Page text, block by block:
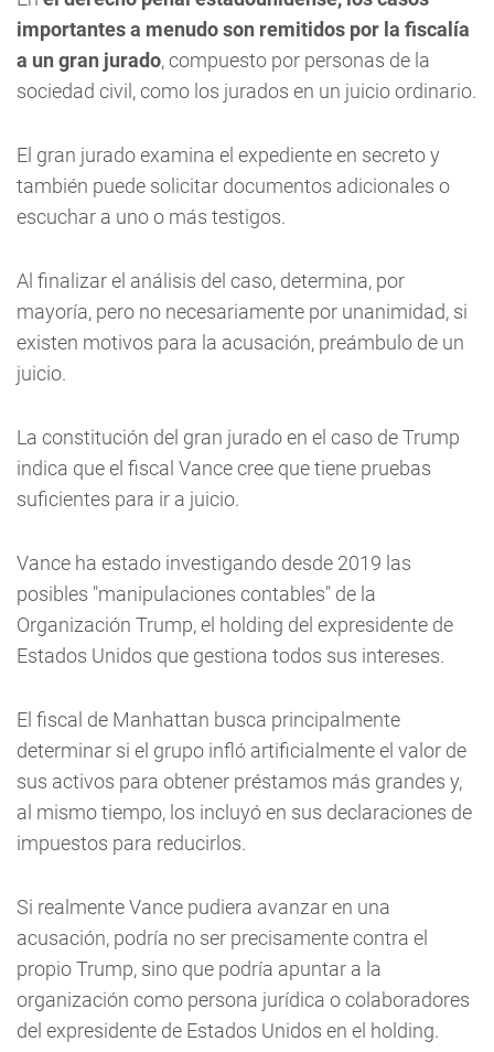
importantes a menudo son remitidos por la fiscalía
a un gran jurado, compuesto por personas de la
sociedad civil, como los jurados en un juicio ordinario.
El gran jurado examina el expediente en secreto y
también puede solicitar documentos adicionales o
escuchar a uno o más testigos.
Al finalizar el análisis del caso, determina, por
mayoría, pero no necesariamente por unanimidad, si
existen motivos para la acusación, preámbulo de un
juicio.
La constitución del gran jurado en el caso de Trump
indica que el fiscal Vance cree que tiene pruebas
suficientes para ir a juicio.
Vance ha estado investigando desde 2019 las
posibles "manipulaciones contables" de la
Organización Trump, el holding del expresidente de
Estados Unidos que gestiona todos sus intereses.
El fiscal de Manhattan busca principalmente
determinar si el grupo infló artificialmente el valor de
sus activos para obtener préstamos más grandes y,
al mismo tiempo, los incluyó en sus declaraciones de
impuestos para reducirlos.
Si realmente Vance pudiera avanzar en una
acusación, podría no ser precisamente contra el
propio Trump, sino que podría apuntar a la
organización como persona jurídica o colaboradores
del expresidente de Estados Unidos en el holding.